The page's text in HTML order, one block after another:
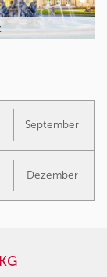
September
Dezember